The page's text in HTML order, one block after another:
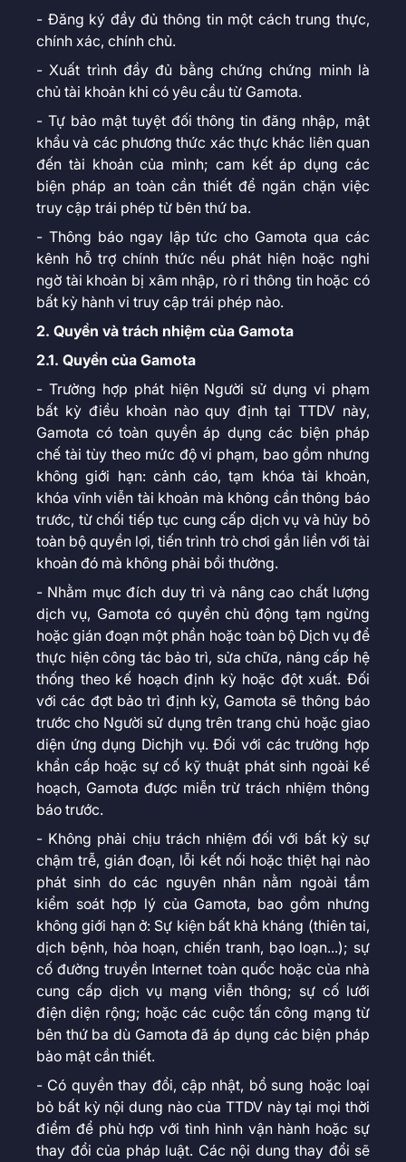
- Đăng ký đầy đủ thông tin một cách trung thực,
chính xác, chính chủ.
- Xuất trình đầy đủ bằng chứng chứng minh là
chủ tài khoản khi có yêu cầu từ Gamota.
- Tự bảo mật tuyệt đối thông tin đăng nhập, mật
khẩu và các phương thức xác thực khác liên quan
đến tài khoản của mình; cam kết áp dụng các
biện pháp an toàn cần thiết để ngăn chặn việc
truy cập trái phép từ bên thứ ba.
- Thông báo ngay lập tức cho Gamota qua các
kênh hỗ trợ chính thức nếu phát hiện hoặc nghi
ngờ tài khoản bị xâm nhập, rò rỉ thông tin hoặc có
bất kỳ hành vi truy cập trái phép nào.
2. Quyền và trách nhiệm của Gamota
2.1. Quyền của Gamota
- Trường hợp phát hiện Người sử dụng vi phạm
bất kỳ điều khoản nào quy định tại TTDV này,
Gamota có toàn quyền áp dụng các biện pháp
chế tài tùy theo mức độ vi phạm, bao gồm nhưng
không giới hạn: cảnh cáo, tạm khóa tài khoản,
khóa vĩnh viễn tài khoản mà không cần thông báo
trước, từ chối tiếp tục cung cấp dịch vụ và hủy bỏ
toàn bộ quyền lợi, tiến trình trò chơi gắn liền với tài
khoản đó mà không phải bồi thường.
- Nhằm mục đích duy trì và nâng cao chất lượng
dịch vụ, Gamota có quyền chủ động tạm ngừng
hoặc gián đoạn một phần hoặc toàn bộ Dịch vụ để
thực hiện công tác bảo trì, sửa chữa, nâng cấp hệ
thống theo kế hoạch định kỳ hoặc đột xuất. Đối
với các đợt bảo trì định kỳ, Gamota sẽ thông báo
trước cho Người sử dụng trên trang chủ hoặc giao
diện ứng dụng Dichjh vụ. Đối với các trường hợp
khẩn cấp hoặc sự cố kỹ thuật phát sinh ngoài kế
hoạch, Gamota được miễn trừ trách nhiệm thông
báo trước.
- Không phải chịu trách nhiệm đối với bất kỳ sự
chậm trễ, gián đoạn, lỗi kết nối hoặc thiệt hại nào
phát sinh do các nguyên nhân nằm ngoài tầm
kiểm soát hợp lý của Gamota, bao gồm nhưng
không giới hạn ở: Sự kiện bất khả kháng (thiên tai,
dịch bệnh, hỏa hoạn, chiến tranh, bạo loạn...); sự
cố đường truyền Internet toàn quốc hoặc của nhà
cung cấp dịch vụ mạng viễn thông; sự cố lưới
điện diện rộng; hoặc các cuộc tấn công mạng từ
bên thứ ba dù Gamota đã áp dụng các biện pháp
bảo mật cần thiết.
- Có quyền thay đổi, cập nhật, bổ sung hoặc loại
bỏ bất kỳ nội dung nào của TTDV này tại mọi thời
điểm để phù hợp với tình hình vận hành hoặc sự
thay đổi của pháp luật. Các nội dung thay đổi sẽ